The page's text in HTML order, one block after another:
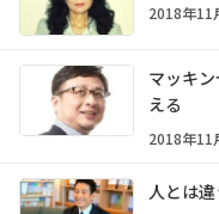
2018年11
マッキン
える
2018年11
人とは